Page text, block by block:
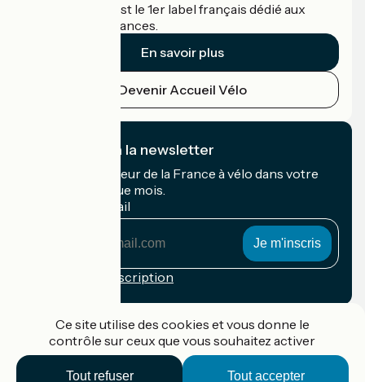
Accueil Vélo c'est le 1er label français dédié aux
cyclistes en vacances.
En savoir plus
Devenir Accueil Vélo
Je m'abonne à la newsletter
Recevez le meilleur de la France à vélo dans votre
boîte mail chaque mois.
Mon adresse mail
Conditions d'inscription
Ce site utilise des cookies et vous donne le
contrôle sur ceux que vous souhaitez activer
Tout accepter
Tout refuser